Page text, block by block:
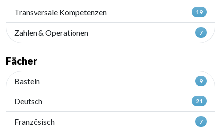
Transversale Kompetenzen 19
Zahlen & Operationen 7
Fächer
Basteln 9
Deutsch 21
Französisch 7